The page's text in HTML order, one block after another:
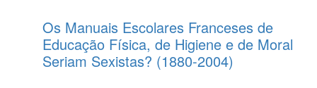
Os Manuais Escolares Franceses de
Educação Física, de Higiene e de Moral
Seriam Sexistas? (1880-2004)